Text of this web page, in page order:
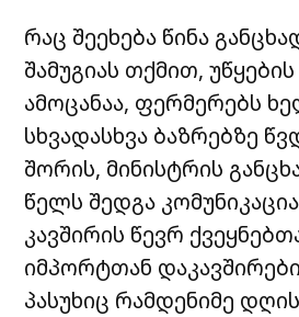
რაც შეეხება წინა
შამუგიას თქმით,
ამოცანაა, ფერმერებს
სხვადასხვა ბაზრებზე
შორის, მინისტრის
წელს შედგა
კავშირის წევრ
იმპორტთან
პასუხიც რამდენიმე